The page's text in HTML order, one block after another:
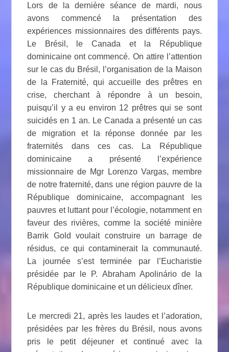
Lors de la dernière séance de mardi, nous
avons commencé la présentation des
expériences missionnaires des différents pays.
Le Brésil, le Canada et la République
dominicaine ont commencé. On attire l’attention
sur le cas du Brésil, l’organisation de la Maison
de la Fraternité, qui accueille des prêtres en
crise, cherchant à répondre à un besoin,
puisqu’il y a eu environ 12 prêtres qui se sont
suicidés en 1 an. Le Canada a présenté un cas
de migration et la réponse donnée par les
fraternités dans ces cas. La République
dominicaine a présenté l’expérience
missionnaire de Mgr Lorenzo Vargas, membre
de notre fraternité,dans une région pauvre de la
République dominicaine, accompagnant les
pauvres et luttant pour l’écologie, notamment en
faveur des rivières, comme la société minière
Barrik Gold voulait construire un barrage de
résidus, ce qui contaminerait la communauté.
La journée s’est terminée par l’Eucharistie
présidée par le P. Abraham Apolinário de la
République dominicaine et un délicieux dîner.
Le mercredi 21, après les laudes et l’adoration,
présidées par les frères du Brésil, nous avons
pris le petit déjeuner et continué avec la